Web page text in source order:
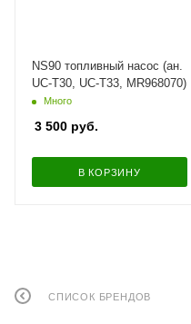
NS90 топливный насос (ан.
UC-T30, UC-T33, MR968070)
Много
3 500 руб.
В КОРЗИНУ
СПИСОК БРЕНДОВ